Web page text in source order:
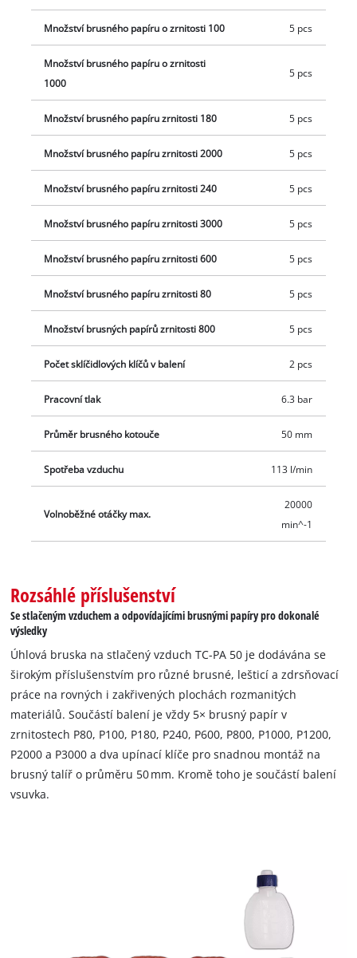
Množství brusného papíru o zrnitosti 100 5 pcs
Množství brusného papíru o zrnitosti
1000
5 pcs
Množství brusného papíru zrnitosti 180 5 pcs
Množství brusného papíru zrnitosti 2000 5 pcs
Množství brusného papíru zrnitosti 240 5 pcs
Množství brusného papíru zrnitosti 3000 5 pcs
Množství brusného papíru zrnitosti 600 5 pcs
Množství brusného papíru zrnitosti 80 5 pcs
Množství brusných papírů zrnitosti 800 5 pcs
Počet sklíčidlových klíčů v balení 2 pcs
Pracovní tlak 6.3 bar
Průměr brusného kotouče 50 mm
Spotřeba vzduchu 113 l/min
Volnoběžné otáčky max.
20000
min^-1
Rozsáhlé příslušenství
Se stlačeným vzduchem a odpovídajícími brusnými papíry pro dokonalé
výsledky
Úhlová bruska na stlačený vzduch TC-PA 50 je dodávána se
širokým příslušenstvím pro různé brusné, lešticí a zdrsňovací
práce na rovných i zakřivených plochách rozmanitých
materiálů. Součástí balení je vždy 5× brusný papír v
zrnitostech P80, P100, P180, P240, P600, P800, P1000, P1200,
P2000 a P3000 a dva upínací klíče pro snadnou montáž na
brusný talíř o průměru 50 mm. Kromě toho je součástí balení
vsuvka.